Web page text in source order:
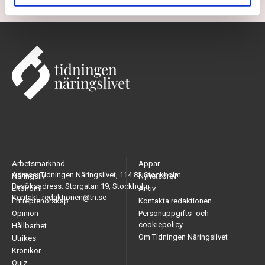
Adress: Tidningen Näringslivet, 114 82 Stockholm
Besöksadress: Storgatan 19, Stockholm
Kontakt: redaktionen@tn.se
Arbetsmarknad
Näringsliv
Ekonomi
Entreprenörskap
Opinion
Hållbarhet
Utrikes
Krönikor
Quiz
Appar
Nyhetsbrev
Arkiv
Kontakta redaktionen
Personuppgifts- och
cookiepolicy
Om Tidningen Näringslivet